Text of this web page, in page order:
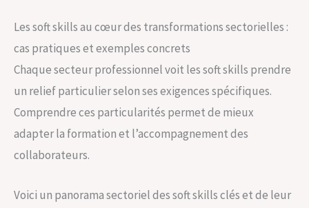
Les soft skills au cœur des transformations sectorielles :
cas pratiques et exemples concrets
Chaque secteur professionnel voit les soft skills prendre
un relief particulier selon ses exigences spécifiques.
Comprendre ces particularités permet de mieux
adapter la formation et l’accompagnement des
collaborateurs.
Voici un panorama sectoriel des soft skills clés et de leur